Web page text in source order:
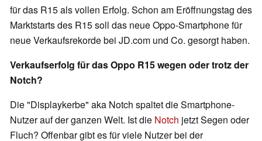
für das R15 als vollen Erfolg. Schon am Eröffnungstag des
Marktstarts des R15 soll das neue Oppo-Smartphone für
neue Verkaufsrekorde bei JD.com und Co. gesorgt haben.
Verkaufserfolg für das Oppo R15 wegen oder trotz der
Notch?
Die "Displaykerbe" aka Notch spaltet die Smartphone-
Nutzer auf der ganzen Welt. Ist die Notch jetzt Segen oder
Fluch? Offenbar gibt es für viele Nutzer bei der